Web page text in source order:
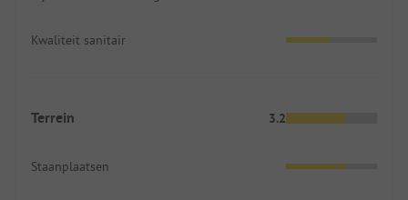
Kwaliteit sanitair
Terrein 3.2
Staanplaatsen